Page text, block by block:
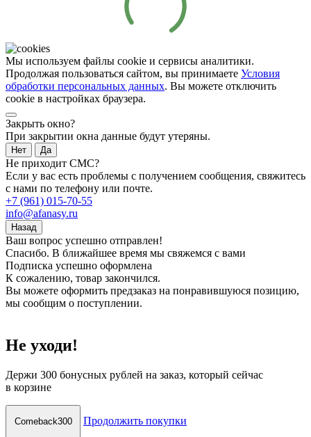
Мы используем файлы cookie и сервисы аналитики.
Продолжая пользоваться сайтом, вы принимаете Условия
обработки персональных данных. Вы можете отключить
cookie в настройках браузера.
Закрыть окно?
При закрытии окна данные будут утеряны.
Нет Да
Не приходит СМС?
Если у вас есть проблемы с получением сообщения, свяжитесь
с нами по телефону или почте.
+7 (961) 015-70-55
info@afanasy.ru
Назад
Ваш вопрос успешно отправлен!
Спасибо. В ближайшее время мы свяжемся с вами
Подписка успешно оформлена
К сожалению, товар закончился.
Вы можете оформить предзаказ на понравившуюся позицию,
мы сообщим о поступлении.
Не уходи!
Держи 300 бонусных рублей на заказ, который сейчас
в корзине
Comeback300
Продолжить покупки